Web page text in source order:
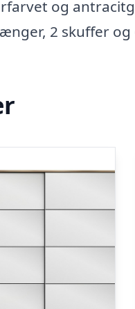
og
2 skuffer